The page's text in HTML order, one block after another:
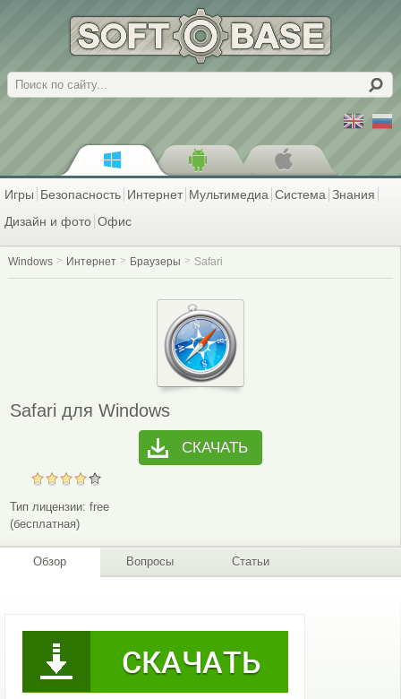
Поиск
Игры Безопасность Интернет Мультимедиа Система Знания
Дизайн и фото Офис
Windows Интернет Браузеры Safari
Safari для Windows
СКАЧАТЬ
Тип лицензии: free
(бесплатная)
Обзор Вопросы Статьи